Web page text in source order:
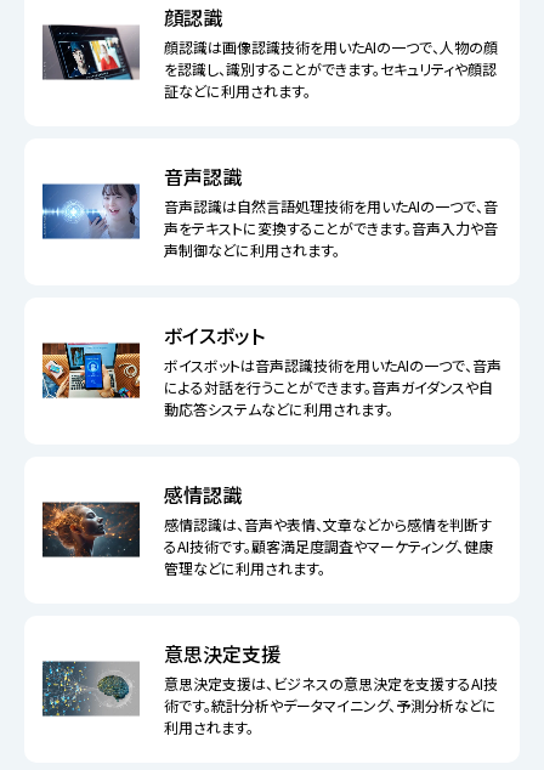
顔認識
顔認識は画像認識技術を用いたAIの一つで、人物の顔
を認識し、識別することができます。セキュリティや顔認
証などに利用されます。
音声認識
音声認識は自然言語処理技術を用いたAIの一つで、音
声をテキストに変換することができます。音声入力や音
声制御などに利用されます。
ボイスボット
ボイスボットは音声認識技術を用いたAIの一つで、音声
による対話を行うことができます。音声ガイダンスや自
動応答システムなどに利用されます。
感情認識
感情認識は、音声や表情、文章などから感情を判断す
るAI技術です。顧客満足度調査やマーケティング、健康
管理などに利用されます。
意思決定支援
意思決定支援は、ビジネスの意思決定を支援するAI技
術です。統計分析やデータマイニング、予測分析などに
利用されます。